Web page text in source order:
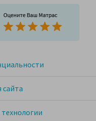
сайта